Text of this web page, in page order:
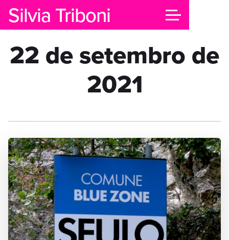
Silvia Triboni
22 de setembro de
2021